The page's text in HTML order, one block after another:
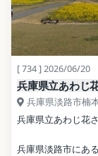
[ 734 ] 2026/06/20
兵庫県立あわじ
兵庫県淡路市楠
兵庫県立あわじ花
兵庫県淡路市にあ